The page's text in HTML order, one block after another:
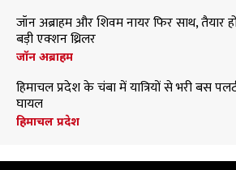
जॉन अब्राहम और शिवम नायर फिर साथ, तैयार
बड़ी एक्शन थ्रिलर
जॉन अब्राहम
हिमाचल प्रदेश के चंबा में यात्रियों से भरी बस
घायल
हिमाचल प्रदेश